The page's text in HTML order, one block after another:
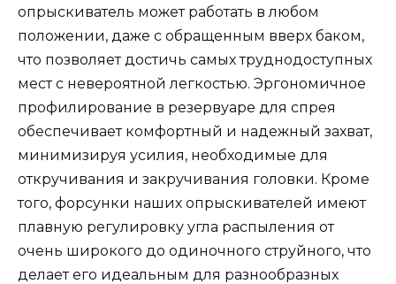
опрыскиватель может работать в любом
положении, даже с обращенным вверх баком,
что позволяет достичь самых труднодоступных
мест с невероятной легкостью. Эргономичное
профилирование в резервуаре для спрея
обеспечивает комфортный и надежный захват,
минимизируя усилия, необходимые для
откручивания и закручивания головки. Кроме
того, форсунки наших опрыскивателей имеют
плавную регулировку угла распыления от
очень широкого до одиночного струйного, что
делает его идеальным для разнообразных